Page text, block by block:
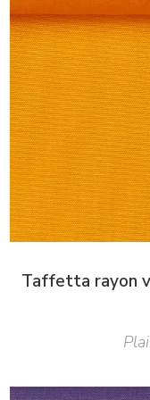
Taffetta rayon